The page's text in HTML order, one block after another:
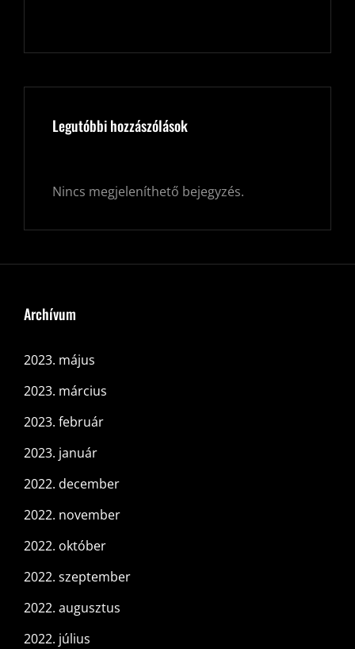
Legutóbbi hozzászólások
Nincs megjeleníthető bejegyzés.
Archívum
2023. május
2023. március
2023. február
2023. január
2022. december
2022. november
2022. október
2022. szeptember
2022. augusztus
2022. július